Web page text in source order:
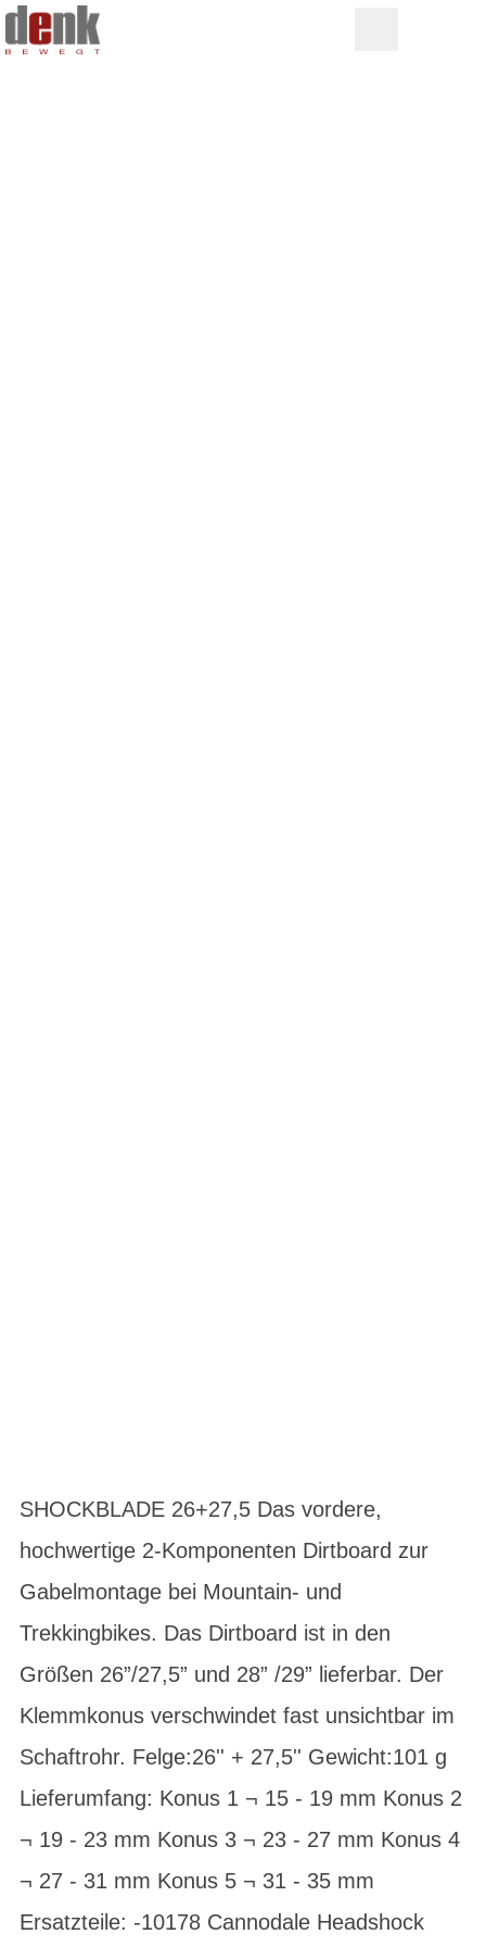
SHOCKBLADE 26+27,5 Das vordere,
hochwertige 2-Komponenten Dirtboard zur
Gabelmontage bei Mountain- und
Trekkingbikes. Das Dirtboard ist in den
Größen 26”/27,5” und 28” /29” lieferbar. Der
Klemmkonus verschwindet fast unsichtbar im
Schaftrohr. Felge:26'' + 27,5'' Gewicht:101 g
Lieferumfang: Konus 1 ¬ 15 - 19 mm Konus 2
¬ 19 - 23 mm Konus 3 ¬ 23 - 27 mm Konus 4
¬ 27 - 31 mm Konus 5 ¬ 31 - 35 mm
Ersatzteile: -10178 Cannodale Headshock